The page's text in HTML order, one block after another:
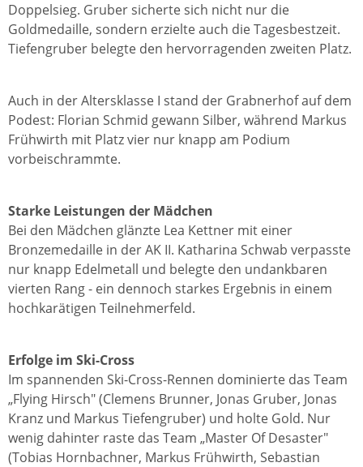
Doppelsieg. Gruber sicherte sich nicht nur die
Goldmedaille, sondern erzielte auch die Tagesbestzeit.
Tiefengruber belegte den hervorragenden zweiten Platz.
Auch in der Altersklasse I stand der Grabnerhof auf dem
Podest: Florian Schmid gewann Silber, während Markus
Frühwirth mit Platz vier nur knapp am Podium
vorbeischrammte.
Starke Leistungen der Mädchen
Bei den Mädchen glänzte Lea Kettner mit einer
Bronzemedaille in der AK II. Katharina Schwab verpasste
nur knapp Edelmetall und belegte den undankbaren
vierten Rang - ein dennoch starkes Ergebnis in einem
hochkarätigen Teilnehmerfeld.
Erfolge im Ski-Cross
Im spannenden Ski-Cross-Rennen dominierte das Team
„Flying Hirsch" (Clemens Brunner, Jonas Gruber, Jonas
Kranz und Markus Tiefengruber) und holte Gold. Nur
wenig dahinter raste das Team „Master Of Desaster"
(Tobias Hornbachner, Markus Frühwirth, Sebastian